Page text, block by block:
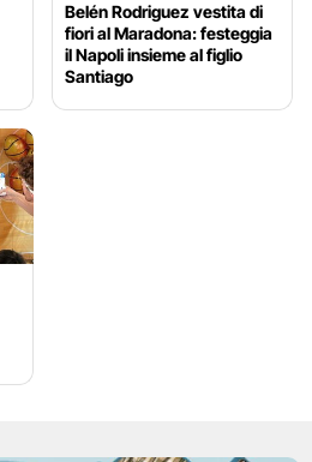
Belén Rodriguez vestita di
fiori al Maradona: festeggia
il Napoli insieme al figlio
Santiago